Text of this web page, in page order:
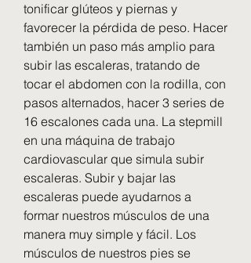
tonificar glúteos y piernas y
favorecer la pérdida de peso. Hacer
también un paso más amplio para
subir las escaleras, tratando de
tocar el abdomen con la rodilla, con
pasos alternados, hacer 3 series de
16 escalones cada una. La stepmill
en una máquina de trabajo
cardiovascular que simula subir
escaleras. Subir y bajar las
escaleras puede ayudarnos a
formar nuestros músculos de una
manera muy simple y fácil. Los
músculos de nuestros pies se